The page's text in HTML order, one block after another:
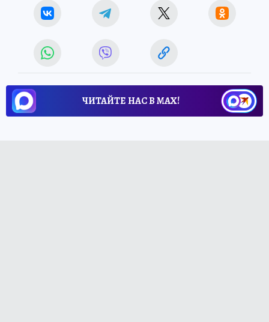
ЧИТАЙТЕ НАС В МАХ!